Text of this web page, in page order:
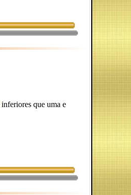
inferiores que uma e